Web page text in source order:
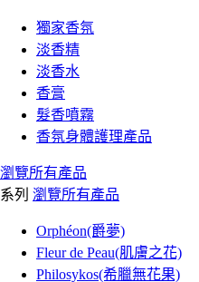
獨家香氛
淡香精
淡香水
香膏
髮香噴霧
香氛身體護理產品
瀏覽所有產品
系列 瀏覽所有產品
Orphéon(爵夢)
Fleur de Peau(肌膚之花)
Philosykos(希臘無花果)